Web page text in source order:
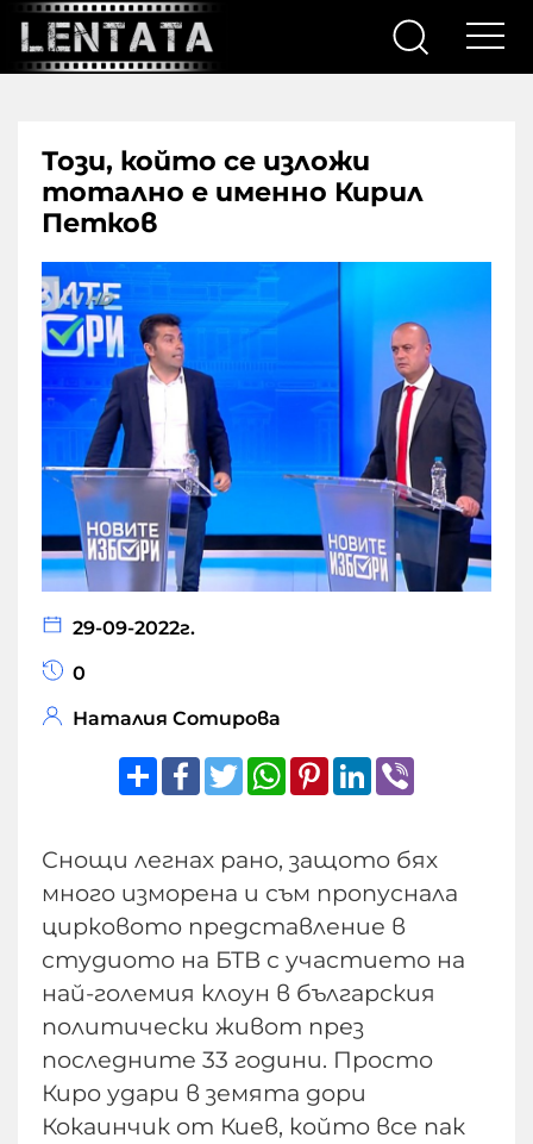
Този, който се изложи
тотално е именно Кирил
Петков
29-09-2022г.
0
Наталия Сотирова
ShareFacebook
TwitterWhatsApp
Pinterest
LinkedIn
Снощи легнах рано, защото бях
много изморена и съм пропуснала
цирковото представление в
студиото на БТВ с участието на
най-големия клоун в българския
политически живот през
последните 33 години. Просто
Киро удари в земята дори
Кокаинчик от Киев, който все пак